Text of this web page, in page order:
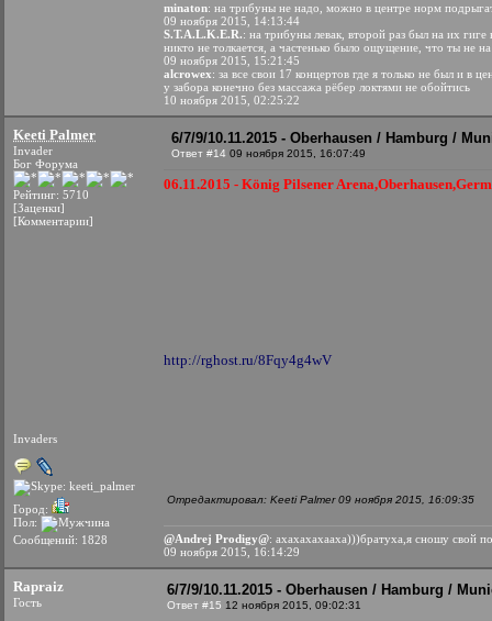
minaton: на трибуны не надо, можно в центре норм
09 ноября 2015, 14:13:44
S.T.A.L.K.E.R.: на трибуны левак, второй раз был на их
никто не толкается, а частенько было ощущение, что ты не
09 ноября 2015, 15:21:45
alcrowex: за все свои 17 концертов где я только не был и в
у забора конечно без массажа рёбер локтями не обойтись
10 ноября 2015, 02:25:22
Keeti Palmer
Invader
Бог Форума
Рейтинг: 5710
[Заценки]
[Комментарии]
Invaders
Город:
Пол:
Сообщений: 1828
6/7/9/10.11.2015 - Oberhausen / Hamburg /
Ответ #14 09 ноября 2015, 16:07:49
06.11.2015 - König Pilsener
http://rghost.ru/8Fqy4g4wV
Отредактировал: Keeti Palmer 09 ноября 2015, 16:09:35
@Andrej Prodigy@: ахахахахааха)))братуха,я сношу свой
09 ноября 2015, 16:14:29
Rapraiz
Гость
6/7/9/10.11.2015 - Oberhausen / Hamburg /
Ответ #15 12 ноября 2015, 09:02:31